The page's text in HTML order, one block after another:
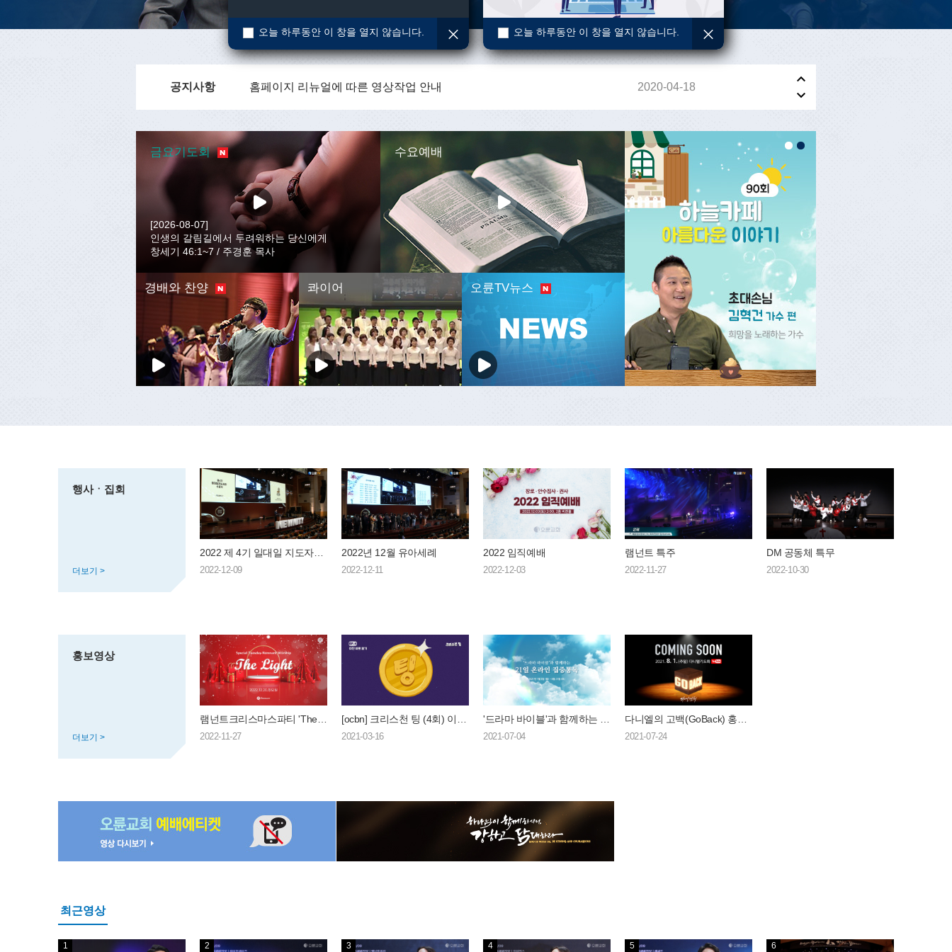
공지사항
홈페이지 리뉴얼에 따른 영상작업 안내 2020-04-18
홈페이지 리뉴얼에 따른 영상작업 안내 2020-04-18
금요기도회
[2026-08-07]
인생의 갈림길에서 두려워하는 당신에게
창세기 46:1~7 / 주경훈 목사
수요예배
경배와 찬양 콰이어 오륜TV뉴스
행사ㆍ집회
더보기 >
2022 제 4기 일대일 지도자반 수료식
2022-12-09
2022년 12월 유아세례
2022-12-11
2022 임직예배
2022-12-03
램넌트 특주
2022-11-27
DM 공동체 특무
2022-10-30
홍보영상
더보기 >
램넌트크리스마스파티 'The Light'
2022-11-27 2021-03-16 2021-07-04 2021-07-24
최근영상
1 2 3 4 5 6
오늘 하루동안 이 창을 열지 않습니다. 오늘 하루동안 이 창을 열지 않습니다.